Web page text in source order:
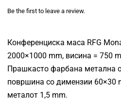
Be the first to leave a review.
Конференциска маса RFG
2000×1000 mm, висина = 750
Прашкасто фарбана метална
површина со димензии 60×30
металот 1,5 mm.